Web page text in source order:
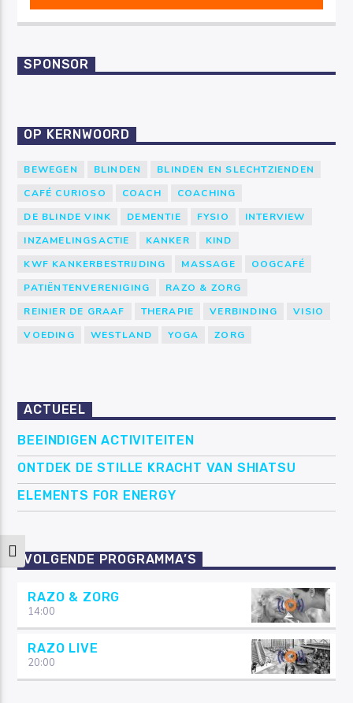
Keuze voor hoog contrast
SPONSOR
OP KERNWOORD
BEWEGEN BLINDEN
BLINDEN EN SLECHTZIENDEN
CAFÉ CURIOSO
COACH
COACHING
DE BLINDE VINK
DEMENTIE FYSIO
INTERVIEW
INZAMELINGSACTIE
KANKER
KIND
KWF KANKERBESTRIJDING
MASSAGE
OOGCAFÉ
PATIËNTENVERENIGING
RAZO & ZORG
REINIER DE GRAAF
THERAPIE VERBINDING
VISIO
VOEDING
WESTLAND YOGA ZORG
ACTUEEL
BEEINDIGEN ACTIVITEITEN
ONTDEK DE STILLE KRACHT VAN SHIATSU
ELEMENTS FOR ENERGY
VOLGENDE PROGRAMMA’S
RAZO & ZORG
14:00
RAZO LIVE
20:00